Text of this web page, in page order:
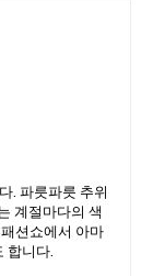
. 파릇파릇 추위
계절마다의 색
션쇼에서 아마
합니다.